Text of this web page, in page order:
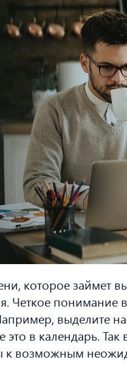
которое займет
Четкое понимание
выделите
это в календарь.
к возможным